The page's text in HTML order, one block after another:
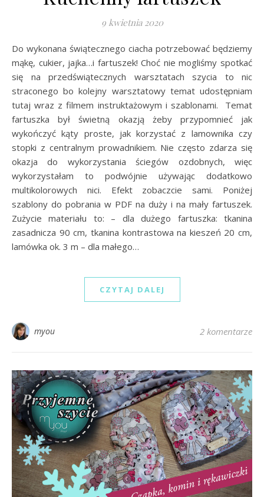
9 kwietnia 2020
Do wykonana świątecznego ciacha potrzebować będziemy
mąkę, cukier, jajka…i fartuszek! Choć nie mogliśmy spotkać
się na przedświątecznych warsztatach szycia to nic
straconego bo kolejny warsztatowy temat udostępniam
tutaj wraz z filmem instruktażowym i szablonami. Temat
fartuszka był świetną okazją żeby przypomnieć jak
wykończyć kąty proste, jak korzystać z lamownika czy
stopki z centralnym prowadnikiem. Nie często zdarza się
okazja do wykorzystania ściegów ozdobnych, więc
wykorzystałam to podwójnie używając dodatkowo
multikolorowych nici. Efekt zobaczcie sami. Poniżej
szablony do pobrania w PDF na duży i na mały fartuszek.
Zużycie materiału to: – dla dużego fartuszka: tkanina
zasadnicza 90 cm, tkanina kontrastowa na kieszeń 20 cm,
lamówka ok. 3 m – dla małego…
CZYTAJ DALEJ
myou 2 komentarze